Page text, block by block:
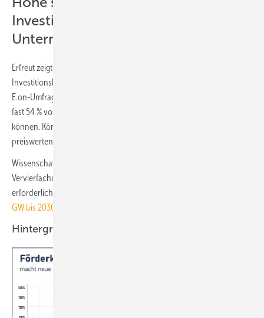
Investitionsbereitschaft von
Unternehmern
Erfreut zeigt sich der BSW über die eigentlich hohe solartechnische
Investitionsbereitschaft von Unternehmern. Erst jüngst hatte eine
E.on-Umfrage unter 10 000 Unternehmern herausgefunden, dass sich
fast 54 % von ihnen die Anschaffung einer Solaranlage vorstellen
können. Körnig: „Es wäre fahrlässig, wenn die Politik, diese
preiswerten Klimaschutz-Früchte jetzt nicht erntet.“
Wissenschaftler und Marktforscher halten eine schnelle Verdrei- bis
Vervierfachung des jährlichen Photovoltaik-Zubautempos für
erforderlich. Siehe auch:
GW bis 2030
Hintergrund